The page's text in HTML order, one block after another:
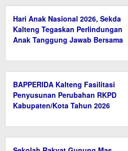
Hari Anak Nasional 2026, Sekda
Kalteng Tegaskan Perlindungan
Anak Tanggung Jawab Bersama
BAPPERIDA Kalteng Fasilitasi
Penyusunan Perubahan RKPD
Kabupaten/Kota Tahun 2026